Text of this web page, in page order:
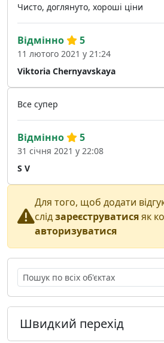
Чисто, доглянуто, хороші ціни
Viktoria Chernyavskaya
Відмінно 5
11 лютого 2021 у 21:24
Все супер
S V
Відмінно 5
31 січня 2021 у 22:08
Для того, щоб додати
слідзареєструватисяяк
авторизуватися
Швидкий перехід